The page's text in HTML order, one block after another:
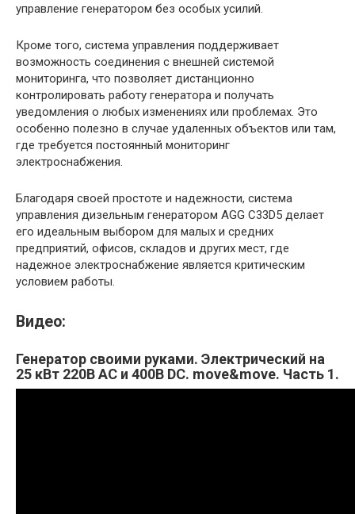
управление генератором без особых усилий.
Кроме того, система управления поддерживает
возможность соединения с внешней системой
мониторинга, что позволяет дистанционно
контролировать работу генератора и получать
уведомления о любых изменениях или проблемах. Это
особенно полезно в случае удаленных объектов или там,
где требуется постоянный мониторинг
электроснабжения.
Благодаря своей простоте и надежности, система
управления дизельным генератором AGG C33D5 делает
его идеальным выбором для малых и средних
предприятий, офисов, складов и других мест, где
надежное электроснабжение является критическим
условием работы.
Видео:
Генератор своими руками. Электрический на
25 кВт 220В АС и 400В DC. move&move. Часть 1.